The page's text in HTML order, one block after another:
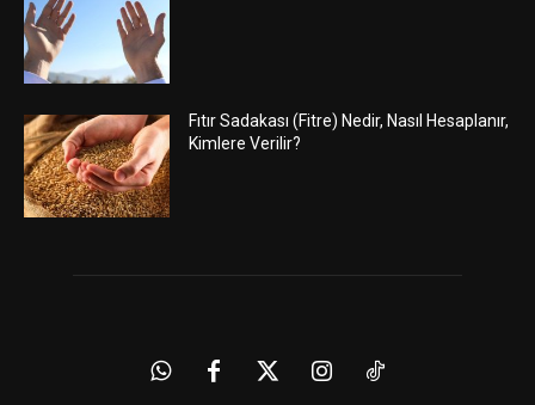
Fıtır Sadakası (Fitre) Nedir, Nasıl Hesaplanır,
Kimlere Verilir?